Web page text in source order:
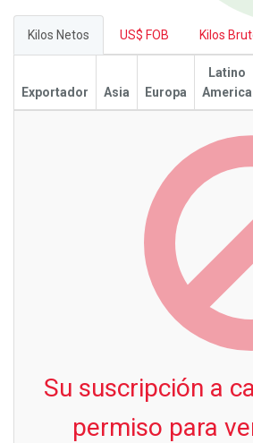
Kilos Netos US$ FOB Kilos
Exportador Asia Europa
Latino
America
Su suscripción a
permiso para